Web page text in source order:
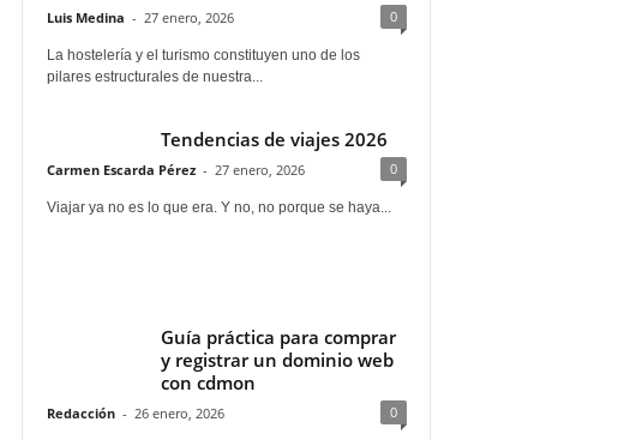
Luis Medina - 27 enero, 2026 0
La hostelería y el turismo constituyen uno de los
pilares estructurales de nuestra...
Tendencias de viajes 2026
Carmen Escarda Pérez - 27 enero, 2026 0
Viajar ya no es lo que era. Y no, no porque se haya...
Guía práctica para comprar
y registrar un dominio web
con cdmon
Redacción - 26 enero, 2026 0